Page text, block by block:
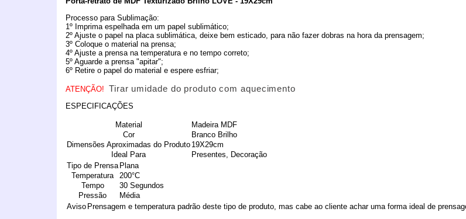
Processo para Sublimação:
1º Imprima espelhada em um papel sublimático;
2º Ajuste o papel na placa sublimática, deixe bem esticado, para não fazer dobras na hora da prensagem;
3º Coloque o material na prensa;
4º Ajuste a prensa na temperatura e no tempo correto;
5º Aguarde a prensa "apitar";
6º Retire o papel do material e espere esfriar;
ATENÇÃO! Tirar umidade do produto com aquecimento
ESPECIFICAÇÕES
Material
Madeira MDF
Cor
Branco Brilho
Dimensões Aproximadas do Produto 19X29cm
Ideal Para
Presentes, Decoração
Tipo de Prensa Plana
Temperatura
200°C
Tempo
30 Segundos
Pressão
Média
Aviso Prensagem e temperatura padrão deste tipo de produto, mas cabe ao cliente achar uma forma ideal de